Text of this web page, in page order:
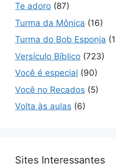
Te adoro (87)
Turma da Mônica (16)
Turma do Bob Esponja
Versículo Bíblico (723)
Você é especial (90)
Você no Recados (5)
Volta às aulas (6)
Sites Interessantes